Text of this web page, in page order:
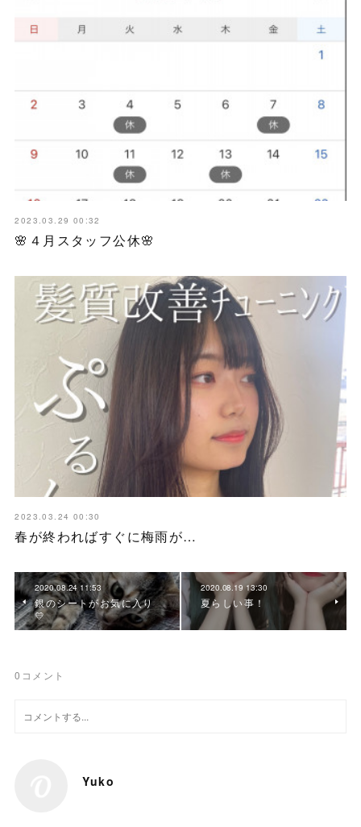
2023.03.29 00:32
🌸４月スタッフ公休🌸
2023.03.24 00:30
春が終わればすぐに梅雨が…
2020.08.24 11:53
銀のシートがお気に入り
💛
2020.08.19 13:30
夏らしい事！
0 コメント
Yuko